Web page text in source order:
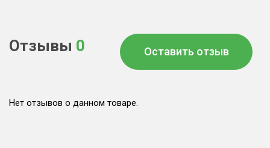
Отзывы 0 Оставить отзыв
Нет отзывов о данном товаре.